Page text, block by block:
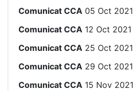
Comunicat CCA 05 Oct 2021
Comunicat CCA 12 Oct 2021
Comunicat CCA 25 Oct 2021
Comunicat CCA 29 Oct 2021
Comunicat CCA 15 Nov 2021